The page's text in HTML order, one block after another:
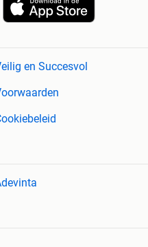
en Succesvol